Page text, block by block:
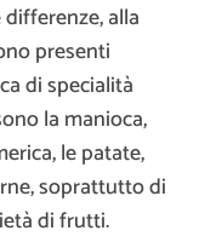
alla
presenti
di specialità
la manioca,
le patate,
soprattutto di
di frutti.